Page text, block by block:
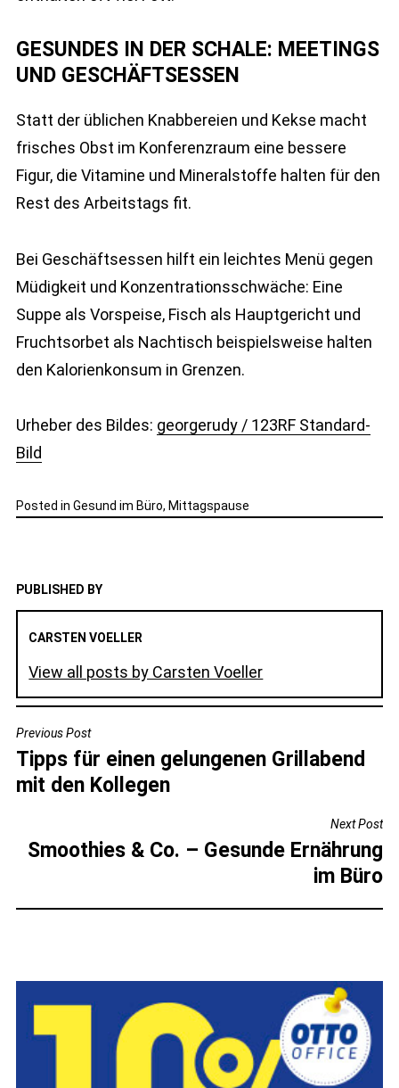
GESUNDES IN DER SCHALE: MEETINGS
UND GESCHÄFTSESSEN
Statt der üblichen Knabbereien und Kekse macht
frisches Obst im Konferenzraum eine bessere
Figur, die Vitamine und Mineralstoffe halten für den
Rest des Arbeitstags fit.
Bei Geschäftsessen hilft ein leichtes Menü gegen
Müdigkeit und Konzentrationsschwäche: Eine
Suppe als Vorspeise, Fisch als Hauptgericht und
Fruchtsorbet als Nachtisch beispielsweise halten
den Kalorienkonsum in Grenzen.
Urheber des Bildes: georgerudy / 123RF Standard-
Bild
Posted in Gesund im Büro, Mittagspause
PUBLISHED BY
CARSTEN VOELLER
View all posts by Carsten Voeller
BEITRAGSNAVIGATION
Previous Post
Tipps für einen gelungenen Grillabend
mit den Kollegen
Next Post
Smoothies & Co. – Gesunde Ernährung
im Büro